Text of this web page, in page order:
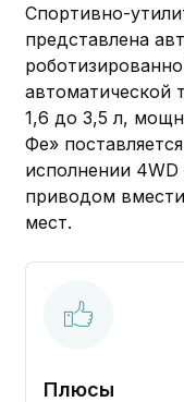
Спортивно-
представлена
автоматической
1,6 до 3,5 л,
Фе»
исполнении
приводом
мест.
Плюсы